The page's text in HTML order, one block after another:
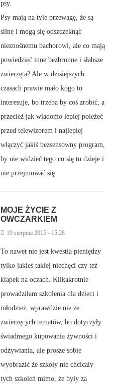
psy.
Psy mają na tyle przewagę, że są
silne i mogą się odszczeknąć
nieznośnemu bachorowi, ale co mają
powiedzieć inne bezbronne i słabsze
zwierzęta? Ale w dzisiejszych
czasach prawie mało kogo to
interesuje, bo trzeba by coś zrobić, a
przecież jak wiadomo lepiej poleżeć
przed telewizorem i najlepiej
włączyć jakiś bezsensowny program,
by nie widzieć tego co się tu dzieje i
nie przejmować się.
MOJE ŻYCIE Z
OWCZARKIEM
19 sierpnia 2015 - 15:28
To nawet nie jest kwestia pieniędzy
tylko jakieś takiej niechęci czy też
klapek na oczach. Kilkakrotnie
prowadziłam szkolenia dla dzieci i
młodzież, wprawdzie nie ze
zwierzęcych tematów, bo dotyczyły
świadmego kupowania żywności i
odżywiania, ale prosze sobie
wyobrazić że szkoły nie chcicały
tych szkoleń mimo, że były za